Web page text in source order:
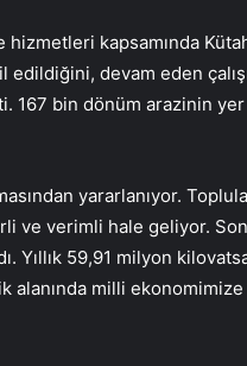
kapsamında
devam eden
bin dönüm arazinin yer
yararlanıyor.
verimli hale geliyor. Son
Yıllık 59,91 milyon
milli ekonomimize